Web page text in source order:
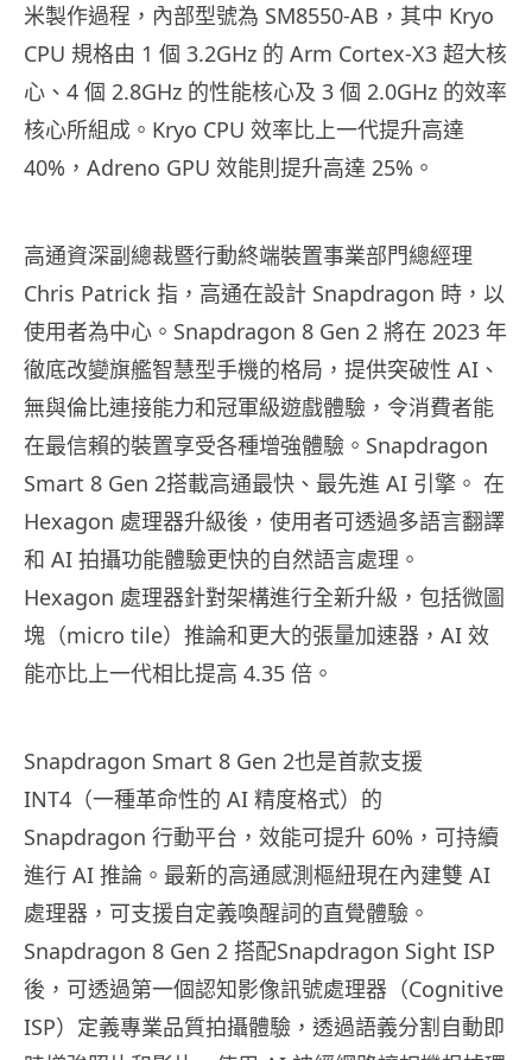
米製作過程，內部型號為 SM8550-AB，其中 Kryo
CPU 規格由 1 個 3.2GHz 的 Arm Cortex-X3 超大核
心、4 個 2.8GHz 的性能核心及 3 個 2.0GHz 的效率
核心所組成。Kryo CPU 效率比上一代提升高達
40%，Adreno GPU 效能則提升高達 25%。
高通資深副總裁暨行動終端裝置事業部門總經理
Chris Patrick 指，高通在設計 Snapdragon 時，以
使用者為中心。Snapdragon 8 Gen 2 將在 2023 年
徹底改變旗艦智慧型手機的格局，提供突破性 AI、
無與倫比連接能力和冠軍級遊戲體驗，令消費者能
在最信賴的裝置享受各種增強體驗。Snapdragon
Smart 8 Gen 2搭載高通最快、最先進 AI 引擎。 在
Hexagon 處理器升級後，使用者可透過多語言翻譯
和 AI 拍攝功能體驗更快的自然語言處理。
Hexagon 處理器針對架構進行全新升級，包括微圖
塊（micro tile）推論和更大的張量加速器，AI 效
能亦比上一代相比提高 4.35 倍。
Snapdragon Smart 8 Gen 2也是首款支援
INT4（一種革命性的 AI 精度格式）的
Snapdragon 行動平台，效能可提升 60%，可持續
進行 AI 推論。最新的高通感測樞紐現在內建雙 AI
處理器，可支援自定義喚醒詞的直覺體驗。
Snapdragon 8 Gen 2 搭配Snapdragon Sight ISP
後，可透過第一個認知影像訊號處理器（Cognitive
ISP）定義專業品質拍攝體驗，透過語義分割自動即